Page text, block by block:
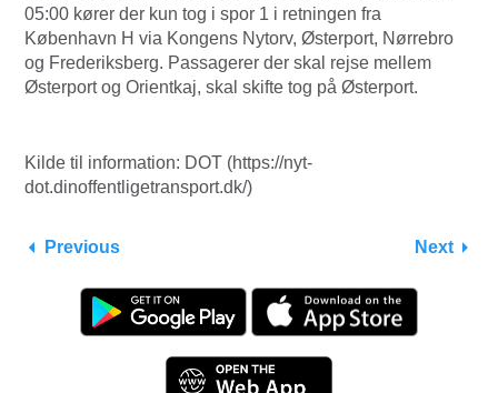
05:00 kører der kun tog i spor 1 i retningen fra
København H via Kongens Nytorv, Østerport, Nørrebro
og Frederiksberg. Passagerer der skal rejse mellem
Østerport og Orientkaj, skal skifte tog på Østerport.
Kilde til information: DOT (https://nyt-
dot.dinoffentligetransport.dk/)
Previous Next